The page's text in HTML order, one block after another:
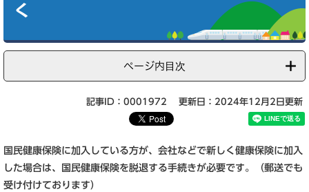
く
ページ内目次
記事ID：0001972 更新日：2024年12月2日更新
国民健康保険に加入している方が、会社などで新しく健康保険に加入
した場合は、国民健康保険を脱退する手続きが必要です。（郵送でも
受け付けております）